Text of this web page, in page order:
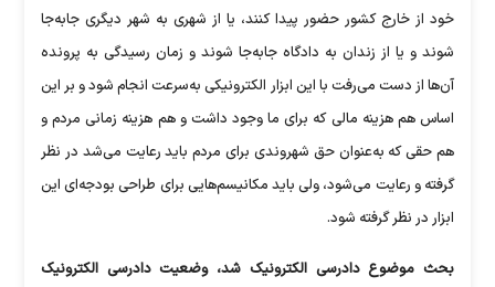
خود از خارج کشور حضور پیدا کنند، یا از شهری به شهر دیگری جابه‌جا
شوند و یا از زندان به دادگاه جابه‌جا شوند و زمان رسیدگی به پرونده
آن‌ها از دست می‌رفت با این ابزار الکترونیکی به‌سرعت انجام شود و بر این
اساس هم هزینه مالی که برای ما وجود داشت و هم هزینه زمانی مردم و
هم حقی که به‌عنوان حق شهروندی برای مردم باید رعایت می‌‎شد در نظر
گرفته و رعایت می‌شود، ولی باید مکانیسم‌هایی برای طراحی بودجه‌ای این
ابزار در نظر گرفته شود.
بحث موضوع دادرسی الکترونیک شد، وضعیت دادرسی الکترونیک